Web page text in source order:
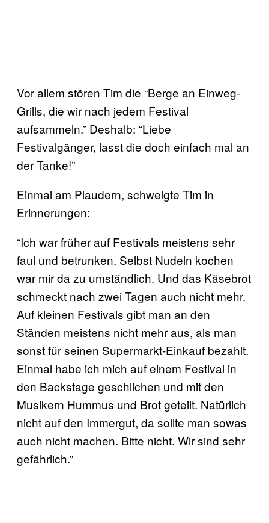
Vor allem stören Tim die “Berge an Einweg-
Grills, die wir nach jedem Festival
aufsammeln.” Deshalb: “Liebe
Festivalgänger, lasst die doch einfach mal an
der Tanke!”
Einmal am Plaudern, schwelgte Tim in
Erinnerungen:
“Ich war früher auf Festivals meistens sehr
faul und betrunken. Selbst Nudeln kochen
war mir da zu umständlich. Und das Käsebrot
schmeckt nach zwei Tagen auch nicht mehr.
Auf kleinen Festivals gibt man an den
Ständen meistens nicht mehr aus, als man
sonst für seinen Supermarkt-Einkauf bezahlt.
Einmal habe ich mich auf einem Festival in
den Backstage geschlichen und mit den
Musikern Hummus und Brot geteilt. Natürlich
nicht auf den Immergut, da sollte man sowas
auch nicht machen. Bitte nicht. Wir sind sehr
gefährlich.”